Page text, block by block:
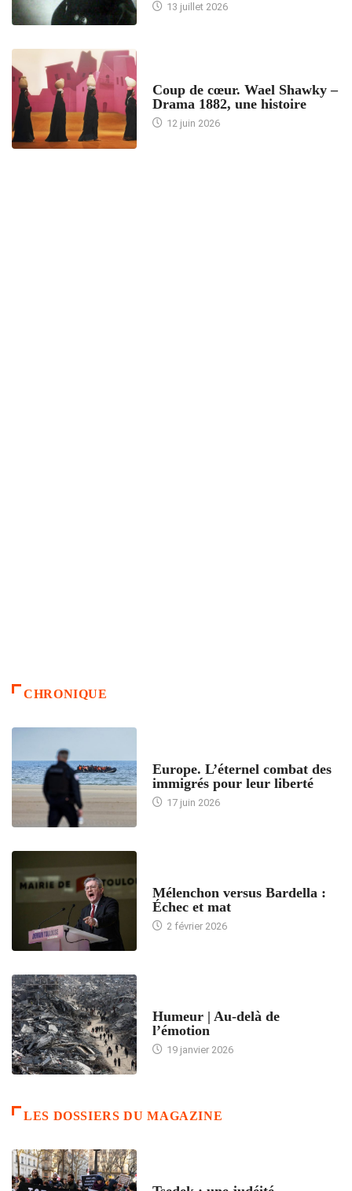
13 juillet 2026
Coup de cœur. Wael Shawky –
Drama 1882, une histoire
12 juin 2026
CHRONIQUE
Europe. L’éternel combat des
immigrés pour leur liberté
17 juin 2026
Mélenchon versus Bardella :
Échec et mat
2 février 2026
Humeur | Au-delà de
l’émotion
19 janvier 2026
LES DOSSIERS DU MAGAZINE